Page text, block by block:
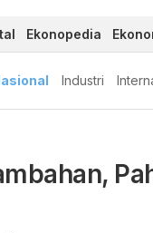
Ekonopedia
Industri